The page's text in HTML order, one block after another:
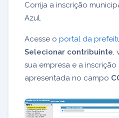
Corrija a inscrição
Azul.
Acesse o portal da
Selecionar contribuinte,
sua empresa e a
apresentada no campo